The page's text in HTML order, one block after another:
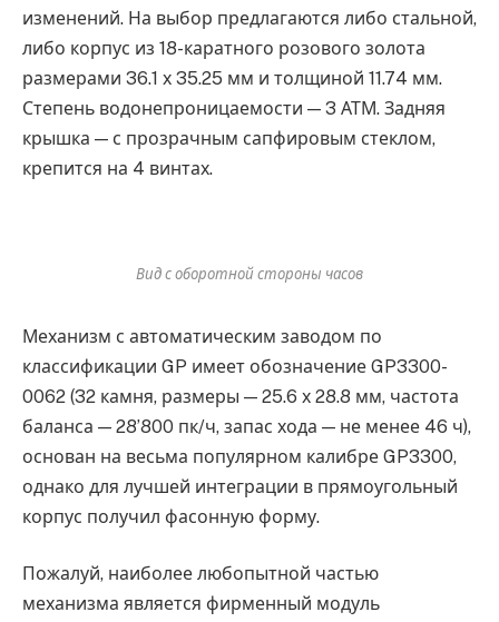
изменений. На выбор предлагаются либо стальной,
либо корпус из 18-каратного розового золота
размерами 36.1 х 35.25 мм и толщиной 11.74 мм.
Степень водонепроницаемости — 3 АТМ. Задняя
крышка — с прозрачным сапфировым стеклом,
крепится на 4 винтах.
Вид с оборотной стороны часов
Механизм с автоматическим заводом по
классификации GP имеет обозначение GP3300-
0062 (32 камня, размеры — 25.6 х 28.8 мм, частота
баланса — 28’800 пк/ч, запас хода — не менее 46 ч),
основан на весьма популярном калибре GP3300,
однако для лучшей интеграции в прямоугольный
корпус получил фасонную форму.
Пожалуй, наиболее любопытной частью
механизма является фирменный модуль